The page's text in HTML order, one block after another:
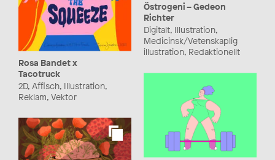
Rosa Bandet x
Tacotruck
2D, Affisch, Illustration,
Reklam, Vektor
Östrogeni – Gedeon
Richter
Digitalt, Illustration,
Medicinsk/Vetenskaplig
illustration, Redaktionellt